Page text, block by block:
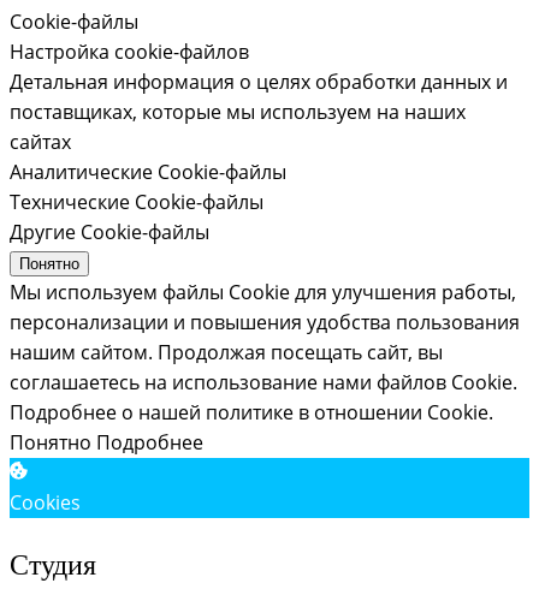
Cookie-файлы
Настройка cookie-файлов
Детальная информация о целях обработки данных и
поставщиках, которые мы используем на наших
сайтах
Аналитические Cookie-файлы
Технические Cookie-файлы
Другие Cookie-файлы
Понятно
Мы используем файлы Cookie для улучшения работы,
персонализации и повышения удобства пользования
нашим сайтом. Продолжая посещать сайт, вы
соглашаетесь на использование нами файлов Cookie.
Подробнее о нашей политике в отношении Cookie.
Понятно Подробнее
Cookies
Студия